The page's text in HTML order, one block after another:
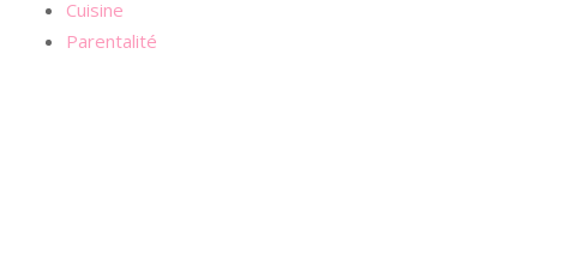
Cuisine
Parentalité